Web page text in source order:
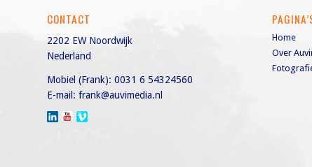
CONTACT
2202 EW Noordwijk
Nederland
Mobiel (Frank): 0031 6 54324560
E-mail: frank@auvimedia.nl
Home
Over